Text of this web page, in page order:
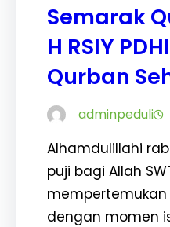
Semarak
H RSIY
Qurban
adminpeduli
Alhamdulillahi
puji bagi Allah
mempertemukan
dengan momen